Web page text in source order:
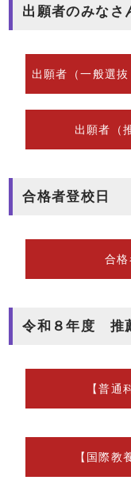
出願者のみなさ
出願者（一般選
出願者（
合格者登校日
合
令和８年度 推
【普通
【国際教